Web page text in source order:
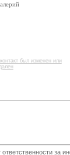
был изменен или
ответственности